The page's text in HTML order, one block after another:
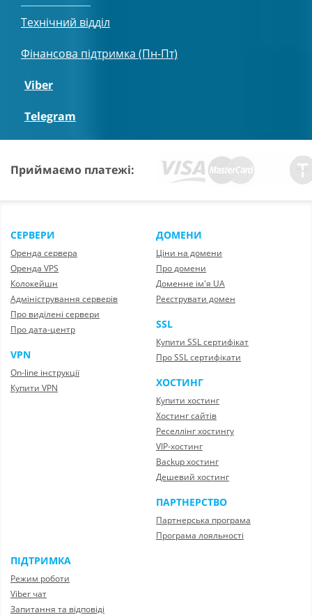
Технічний відділ
Фінансова підтримка (Пн-Пт)
Viber
Telegram
Приймаємо платежі:
СЕРВЕРИ
Оренда сервера
Оренда VPS
Колокейшн
Адміністрування серверів
Про виділені сервери
Про дата-центр
VPN
On-line інструкції
Купити VPN
ДОМЕНИ
Ціни на домени
Про домени
Доменне ім'я UA
Реєструвати домен
SSL
Купити SSL сертифікат
Про SSL сертифікати
ХОСТИНГ
Купити хостинг
Хостинг сайтів
Реселлінг хостингу
VIP-хостинг
Backup хостинг
Дешевий хостинг
ПАРТНЕРСТВО
Партнерська програма
Програма лояльності
ПІДТРИМКА
Режим роботи
Viber чат
Запитання та відповіді